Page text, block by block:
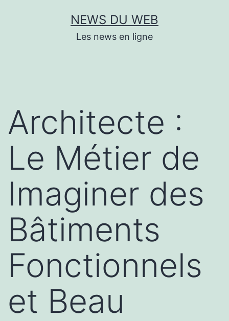
NEWS DU WEB
Les news en ligne
Architecte :
Le Métier de
Imaginer des
Bâtiments
Fonctionnels
et Beau